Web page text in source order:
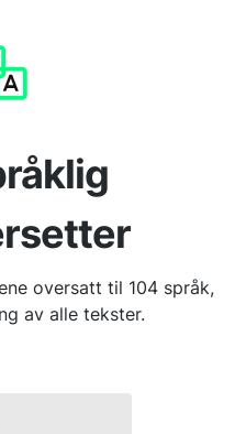
oversatt til 104 språk,
av alle tekster.